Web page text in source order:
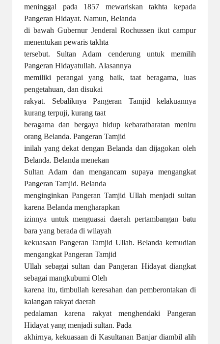
meninggal pada 1857 mewariskan takhta kepada
Pangeran Hidayat. Namun, Belanda
di bawah Gubernur Jenderal Rochussen ikut campur
menentukan pewaris takhta
tersebut. Sultan Adam cenderung untuk memilih
Pangeran Hidayatullah. Alasannya
memiliki perangai yang baik, taat beragama, luas
pengetahuan, dan disukai
rakyat. Sebaliknya Pangeran Tamjid kelakuannya
kurang terpuji, kurang taat
beragama dan bergaya hidup kebaratbaratan meniru
orang Belanda. Pangeran Tamjid
inilah yang dekat dengan Belanda dan dijagokan oleh
Belanda. Belanda menekan
Sultan Adam dan mengancam supaya mengangkat
Pangeran Tamjid. Belanda
menginginkan Pangeran Tamjid Ullah menjadi sultan
karena Belanda mengharapkan
izinnya untuk menguasai daerah pertambangan batu
bara yang berada di wilayah
kekuasaan Pangeran Tamjid Ullah. Belanda kemudian
mengangkat Pangeran Tamjid
Ullah sebagai sultan dan Pangeran Hidayat diangkat
sebagai mangkubumi Oleh
karena itu, timbullah keresahan dan pemberontakan di
kalangan rakyat daerah
pedalaman karena rakyat menghendaki Pangeran
Hidayat yang menjadi sultan. Pada
akhirnya, kekuasaan di Kasultanan Banjar diambil alih